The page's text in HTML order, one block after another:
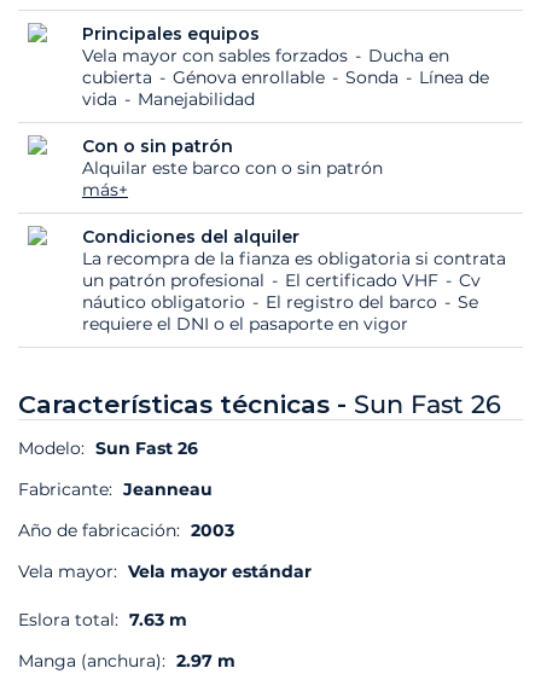
Principales equipos
Vela mayor con sables forzados
Ducha en
cubierta
Génova enrollable Sonda
Línea de
vida
Manejabilidad
Con o sin patrón
Alquilar este barco con o sin patrón
más+
Condiciones del alquiler
La recompra de la fianza es obligatoria si contrata
un patrón profesional
El certificado VHF
Cv
náutico obligatorio
El registro del barco
Se
requiere el DNI o el pasaporte en vigor
Características técnicas - Sun Fast 26
Modelo: Sun Fast 26
Fabricante: Jeanneau
Año de fabricación: 2003
Vela mayor: Vela mayor estándar
Eslora total: 7.63 m
Manga (anchura): 2.97 m